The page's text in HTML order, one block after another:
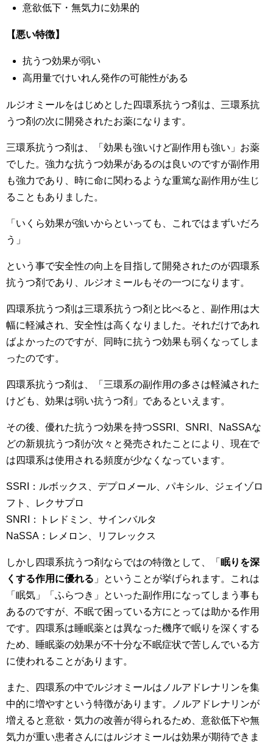
意欲低下・無気力に効果的
【悪い特徴】
抗うつ効果が弱い
高用量でけいれん発作の可能性がある
ルジオミールをはじめとした四環系抗うつ剤は、三環系抗
うつ剤の次に開発されたお薬になります。
三環系抗うつ剤は、「効果も強いけど副作用も強い」お薬
でした。強力な抗うつ効果があるのは良いのですが副作用
も強力であり、時に命に関わるような重篤な副作用が生じ
ることもありました。
「いくら効果が強いからといっても、これではまずいだろ
う」
という事で安全性の向上を目指して開発されたのが四環系
抗うつ剤であり、ルジオミールもその一つになります。
四環系抗うつ剤は三環系抗うつ剤と比べると、副作用は大
幅に軽減され、安全性は高くなりました。それだけであれ
ばよかったのですが、同時に抗うつ効果も弱くなってしま
ったのです。
四環系抗うつ剤は、「三環系の副作用の多さは軽減された
けども、効果は弱い抗うつ剤」であるといえます。
その後、優れた抗うつ効果を持つSSRI、SNRI、NaSSAな
どの新規抗うつ剤が次々と発売されたことにより、現在で
は四環系は使用される頻度が少なくなっています。
SSRI：ルボックス、デプロメール、パキシル、ジェイゾロ
フト、レクサプロ
SNRI：トレドミン、サインバルタ
NaSSA：レメロン、リフレックス
しかし四環系抗うつ剤ならではの特徴として、「 眠りを深
くする作用に優れる 」ということが挙げられます。これは
「眠気」「ふらつき」といった副作用になってしまう事も
あるのですが、不眠で困っている方にとっては助かる作用
です。四環系は睡眠薬とは異なった機序で眠りを深くする
ため、睡眠薬の効果が不十分な不眠症状で苦しんでいる方
に使われることがあります。
また、四環系の中でルジオミールはノルアドレナリンを集
中的に増やすという特徴があります。ノルアドレナリンが
増えると意欲・気力の改善が得られるため、意欲低下や無
気力が重い患者さんにはルジオミールは効果が期待できま